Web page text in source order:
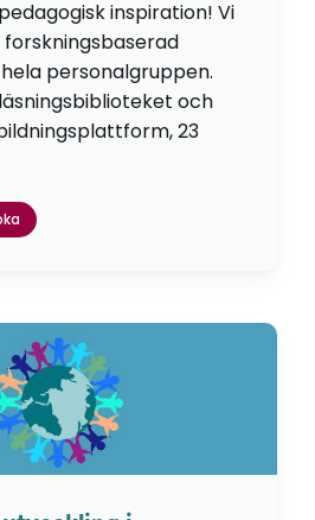
inspiration! Vi
personalgruppen.
och
23